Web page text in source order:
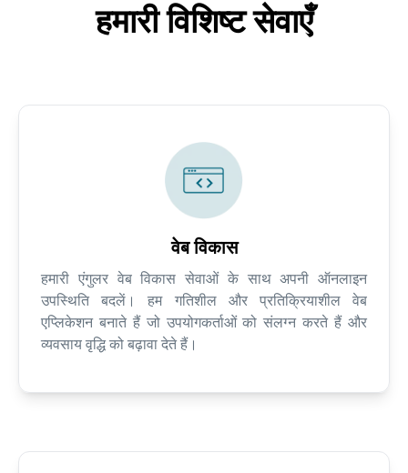
हमारी विशिष्ट सेवाएँ
वेब विकास
हमारी एंगुलर वेब विकास सेवाओं के साथ अपनी ऑनलाइन
उपस्थिति बदलें। हम गतिशील और प्रतिक्रियाशील वेब
एप्लिकेशन बनाते हैं जो उपयोगकर्ताओं को संलग्न करते हैं और
व्यवसाय वृद्धि को बढ़ावा देते हैं।